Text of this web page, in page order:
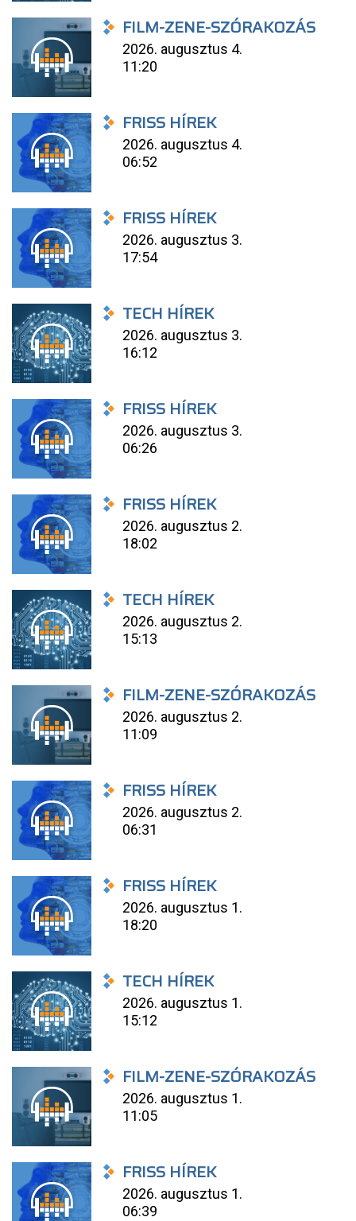
FILM-ZENE-SZÓRAKOZÁS
2026. augusztus 4.
11:20
FRISS HÍREK
2026. augusztus 4.
06:52
FRISS HÍREK
2026. augusztus 3.
17:54
TECH HÍREK
2026. augusztus 3.
16:12
FRISS HÍREK
2026. augusztus 3.
06:26
FRISS HÍREK
2026. augusztus 2.
18:02
TECH HÍREK
2026. augusztus 2.
15:13
FILM-ZENE-SZÓRAKOZÁS
2026. augusztus 2.
11:09
FRISS HÍREK
2026. augusztus 2.
06:31
FRISS HÍREK
2026. augusztus 1.
18:20
TECH HÍREK
2026. augusztus 1.
15:12
FILM-ZENE-SZÓRAKOZÁS
2026. augusztus 1.
11:05
FRISS HÍREK
2026. augusztus 1.
06:39